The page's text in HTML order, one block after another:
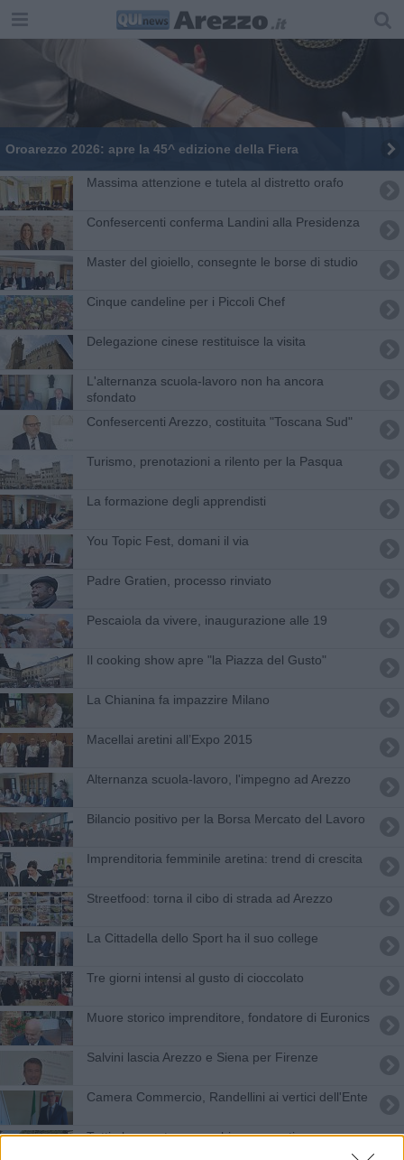
Oroarezzo 2026: apre la 45^ edizione della Fiera
Massima attenzione e tutela al distretto orafo
Confesercenti conferma Landini alla Presidenza
Master del gioiello, consegnte le borse di studio
Cinque candeline per i Piccoli Chef
Delegazione cinese restituisce la visita
L'alternanza scuola-lavoro non ha ancora
sfondato
Confesercenti Arezzo, costituita "Toscana Sud"
Turismo, prenotazioni a rilento per la Pasqua
La formazione degli apprendisti
You Topic Fest, domani il via
Padre Gratien, processo rinviato
Pescaiola da vivere, inaugurazione alle 19
Il cooking show apre "la Piazza del Gusto"
La Chianina fa impazzire Milano
Macellai aretini all’Expo 2015
Alternanza scuola-lavoro, l'impegno ad Arezzo
Bilancio positivo per la Borsa Mercato del Lavoro
Imprenditoria femminile aretina: trend di crescita
Streetfood: torna il cibo di strada ad Arezzo
La Cittadella dello Sport ha il suo college
Tre giorni intensi al gusto di cioccolato
Muore storico imprenditore, fondatore di Euronics
Salvini lascia Arezzo e Siena per Firenze
Camera Commercio, Randellini ai vertici dell'Ente
Tutti al mercato per acchiappare voti